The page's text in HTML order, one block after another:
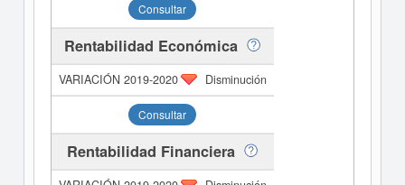
Consultar
Rentabilidad Económica
Disminución
Consultar
Rentabilidad Financiera